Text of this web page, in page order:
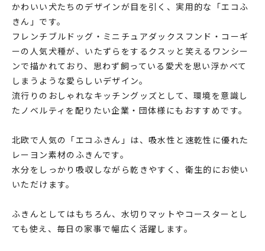
かわいい犬たちのデザインが目を引く、実用的な「エコふ
きん」です。
フレンチブルドッグ・ミニチュアダックスフンド・コーギ
ーの人気犬種が、いたずらをするクスッと笑えるワンシー
ンで描かれており、思わず飼っている愛犬を思い浮かべて
しまうような愛らしいデザイン。
流行りのおしゃれなキッチングッズとして、環境を意識し
たノベルティを配りたい企業・団体様にもおすすめです。
北欧で人気の「エコふきん」は、吸水性と速乾性に優れた
レーヨン素材のふきんです。
水分をしっかり吸収しながら乾きやすく、衛生的にお使い
いただけます。
ふきんとしてはもちろん、水切りマットやコースターとし
ても使え、毎日の家事で幅広く活躍します。